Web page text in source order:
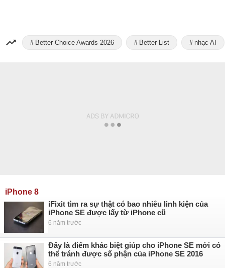
Better Choice Awards 2026 Better List nhạc AI
iPhone 8
iFixit tìm ra sự thật có bao nhiêu linh kiện của
iPhone SE được lấy từ iPhone cũ
6 năm trước
Đây là điểm khác biệt giúp cho iPhone SE mới có
thể tránh được số phận của iPhone SE 2016
6 năm trước